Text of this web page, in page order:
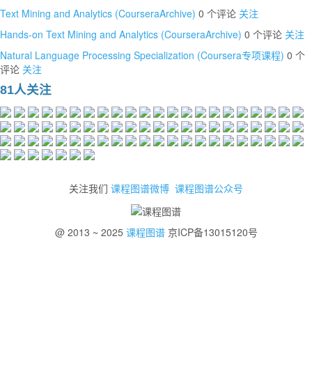
Text Mining and Analytics (CourseraArchive) 0 个评论 关注
Hands-on Text Mining and Analytics (CourseraArchive) 0 个评论 关注
Natural Language Processing Specialization (Coursera专项课程) 0 个
评论 关注
81人关注
关注我们 课程图谱微博 课程图谱公众号
@ 2013 ~ 2025 课程图谱京ICP备13015120号